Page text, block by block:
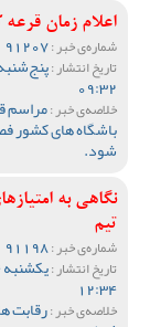
اعلام زمان
شماره‌ی خبر :
تاریخ انتشار :
09:32
خلاصه‌ی خبر :مراسم
شود.
تیم
شماره‌ی خبر :
تاریخ انتشار :
12:34
خلاصه‌ی خبر :رقابت